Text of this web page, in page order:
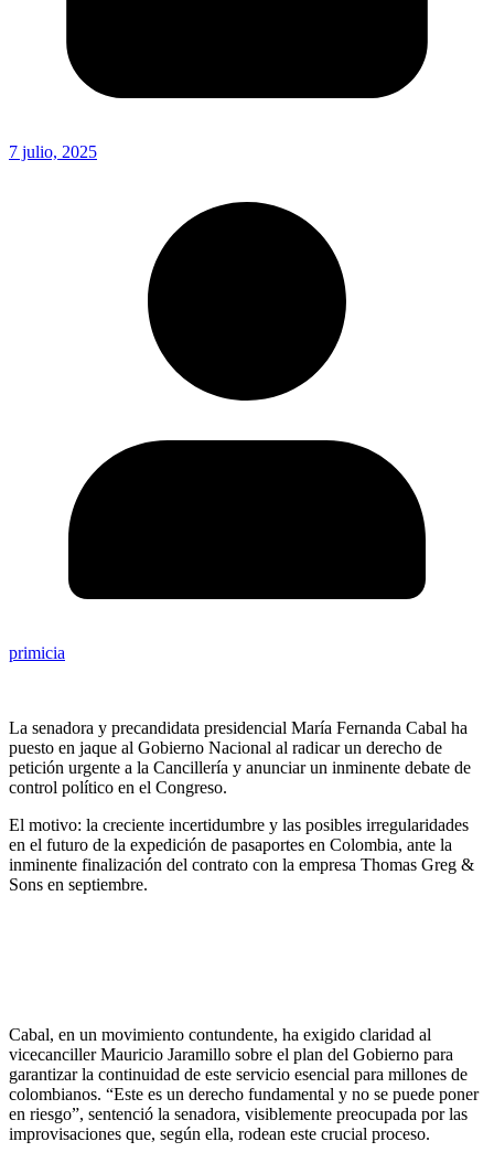
7 julio, 2025
primicia
La senadora y precandidata presidencial María Fernanda Cabal ha
puesto en jaque al Gobierno Nacional al radicar un derecho de
petición urgente a la Cancillería y anunciar un inminente debate de
control político en el Congreso.
El motivo: la creciente incertidumbre y las posibles irregularidades
en el futuro de la expedición de pasaportes en Colombia, ante la
inminente finalización del contrato con la empresa Thomas Greg &
Sons en septiembre.
Cabal, en un movimiento contundente, ha exigido claridad al
vicecanciller Mauricio Jaramillo sobre el plan del Gobierno para
garantizar la continuidad de este servicio esencial para millones de
colombianos. “Este es un derecho fundamental y no se puede poner
en riesgo”, sentenció la senadora, visiblemente preocupada por las
improvisaciones que, según ella, rodean este crucial proceso.